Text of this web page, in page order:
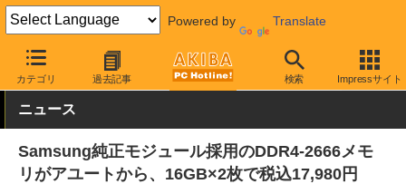
Powered by Translate
カテゴリ 過去記事 検索 Impressサイト
AKIBA PC Hotline! PCパーツ メモリ DDR4メモリ
ニュース
Samsung純正モジュール採用のDDR4-2666メモ
リがアユートから、16GB×2枚で税込17,980円